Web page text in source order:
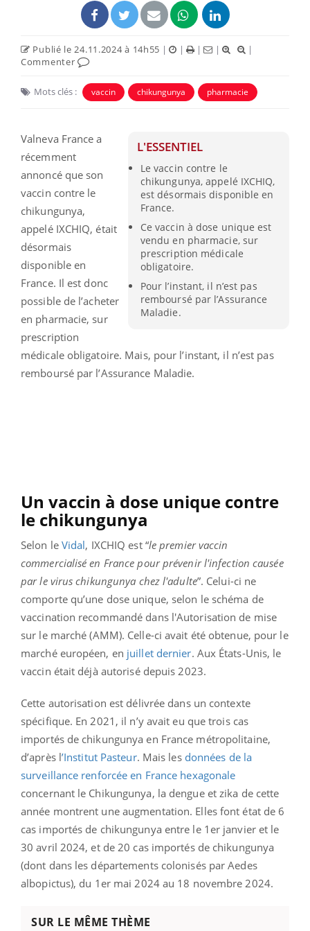
Publié le 24.11.2024 à 14h55 | | | |
|
Commenter
Mots clés : vaccin chikungunya pharmacie
L'ESSENTIEL
Le vaccin contre le
chikungunya, appelé IXCHIQ,
est désormais disponible en
France.
Ce vaccin à dose unique est
vendu en pharmacie, sur
prescription médicale
obligatoire.
Pour l’instant, il n’est pas
remboursé par l’Assurance
Maladie.
Valneva France a
récemment
annoncé que son
vaccin contre le
chikungunya,
appelé IXCHIQ, était
désormais
disponible en
France. Il est donc
possible de l’acheter
en pharmacie, sur
prescription
médicale obligatoire. Mais, pour l’instant, il n’est pas
remboursé par l’Assurance Maladie.
Un vaccin à dose unique contre
le chikungunya
Selon le Vidal, IXCHIQ est “le premier vaccin
commercialisé en France pour prévenir l'infection causée
par le virus chikungunya chez l'adulte”. Celui-ci ne
comporte qu’une dose unique, selon le schéma de
vaccination recommandé dans l'Autorisation de mise
sur le marché (AMM). Celle-ci avait été obtenue, pour le
marché européen, en juillet dernier. Aux États-Unis, le
vaccin était déjà autorisé depuis 2023.
Cette autorisation est délivrée dans un contexte
spécifique. En 2021, il n’y avait eu que trois cas
importés de chikungunya en France métropolitaine,
d’après l’Institut Pasteur. Mais les données de la
surveillance renforcée en France hexagonale
concernant le Chikungunya, la dengue et zika de cette
année montrent une augmentation. Elles font état de 6
cas importés de chikungunya entre le 1er janvier et le
30 avril 2024, et de 20 cas importés de chikungunya
(dont dans les départements colonisés par Aedes
albopictus), du 1er mai 2024 au 18 novembre 2024.
SUR LE MÊME THÈME